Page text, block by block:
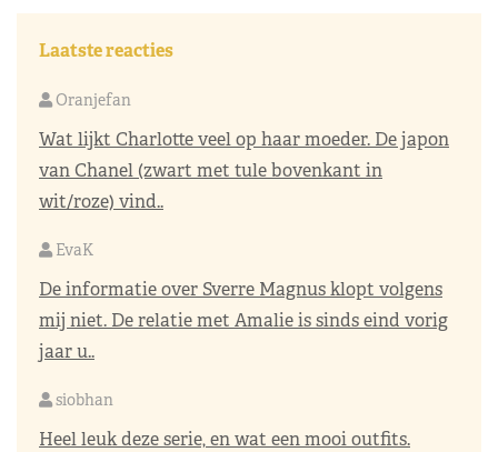
Laatste reacties
Oranjefan
Wat lijkt Charlotte veel op haar moeder. De japon
van Chanel (zwart met tule bovenkant in
wit/roze) vind..
EvaK
De informatie over Sverre Magnus klopt volgens
mij niet. De relatie met Amalie is sinds eind vorig
jaar u..
siobhan
Heel leuk deze serie, en wat een mooi outfits.